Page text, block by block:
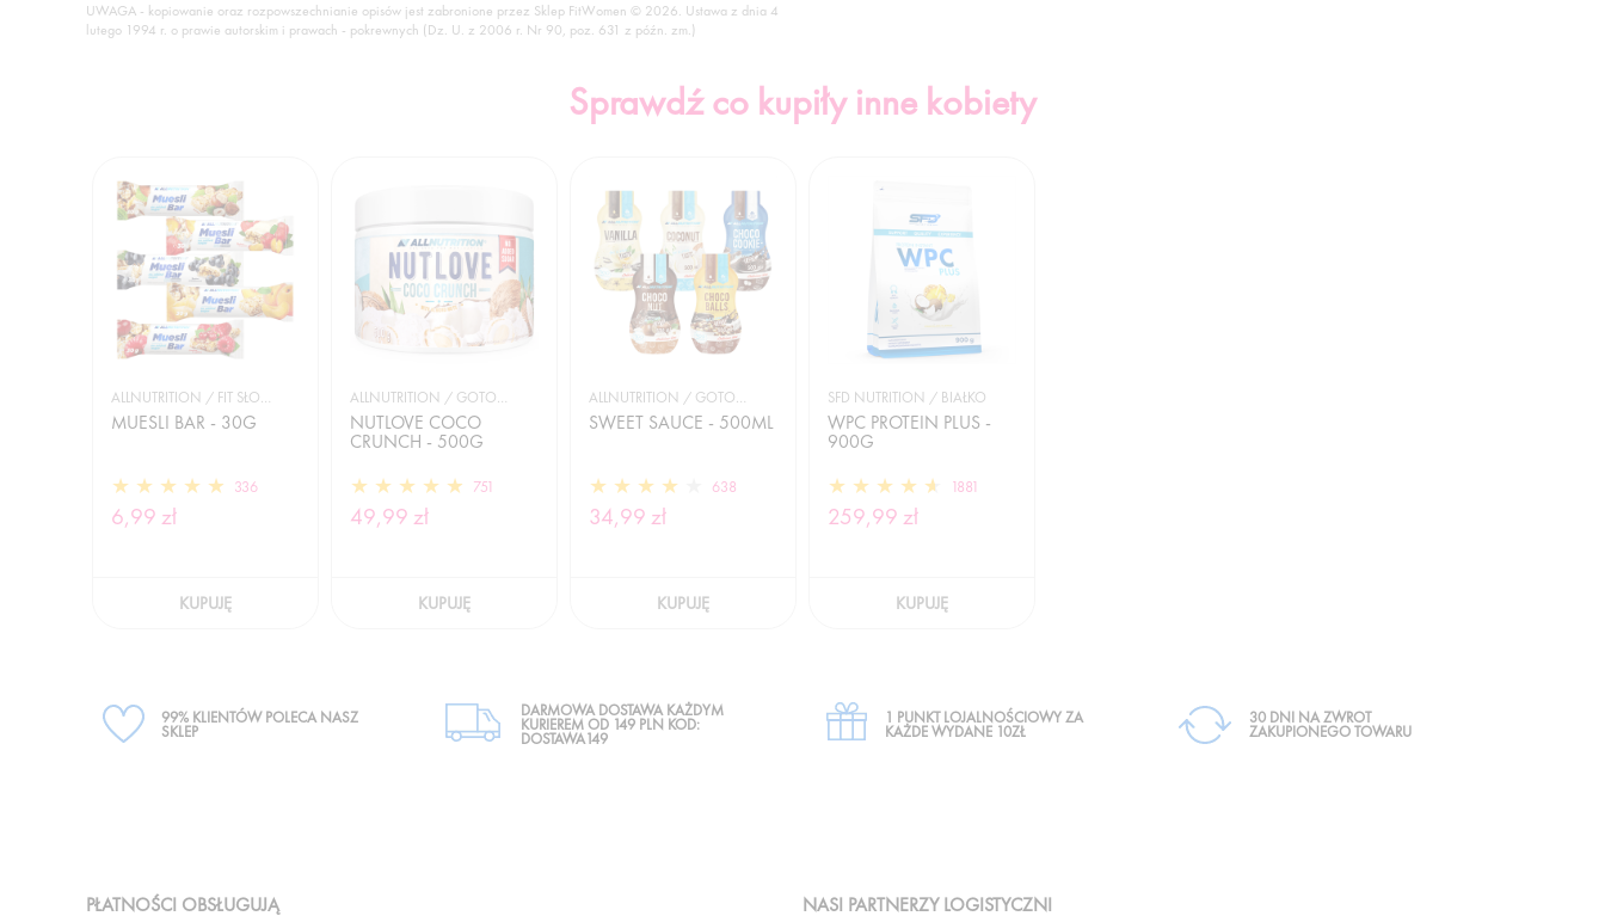
UWAGA - kopiowanie oraz rozpowszechnianie opisów jest zabronione przez Sklep FitWomen © 2026. Ustawa z dnia 4
lutego 1994 r. o prawie autorskim i prawach - pokrewnych (Dz. U. z 2006 r. Nr 90, poz. 631 z późn. zm.)
Sprawdź co kupiły inne kobiety
ALLNUTRITION / FIT SŁODYCZE
MUESLI BAR - 30G
336
6,99 zł
KUPUJĘ
ALLNUTRITION / GOTOWANIE I DIETA
NUTLOVE COCO
CRUNCH - 500G
751
49,99 zł
KUPUJĘ
ALLNUTRITION / GOTOWANIE I DIETA
SWEET SAUCE - 500ML
638
34,99 zł
KUPUJĘ
SFD NUTRITION / BIAŁKO
WPC PROTEIN PLUS -
900G
1881
259,99 zł
KUPUJĘ
99% KLIENTÓW POLECA NASZ
SKLEP
DARMOWA DOSTAWA KAŻDYM
KURIEREM OD 149 PLN KOD:
DOSTAWA149
1 PUNKT LOJALNOŚCIOWY ZA
KAŻDE WYDANE 10ZŁ
30 DNI NA ZWROT
ZAKUPIONEGO TOWARU
PŁATNOŚCI OBSŁUGUJĄ NASI PARTNERZY LOGISTYCZNI